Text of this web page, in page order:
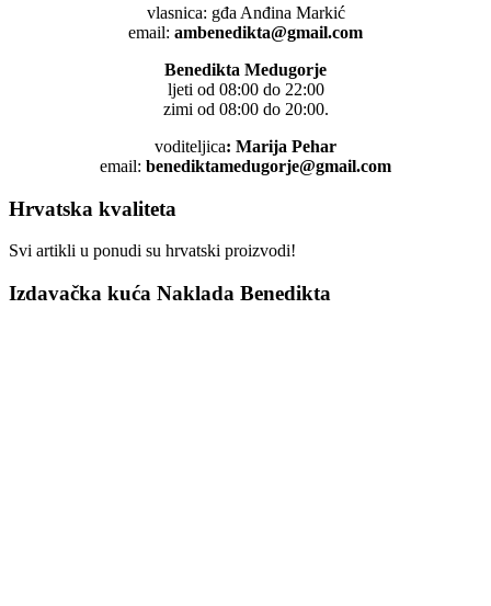
vlasnica: gđa Anđina Markić
email: ambenedikta@gmail.com
Benedikta Medugorje
ljeti od 08:00 do 22:00
zimi od 08:00 do 20:00.
voditeljica: Marija Pehar
email: benediktamedugorje@gmail.com
Hrvatska kvaliteta
Svi artikli u ponudi su hrvatski proizvodi!
Izdavačka kuća Naklada Benedikta